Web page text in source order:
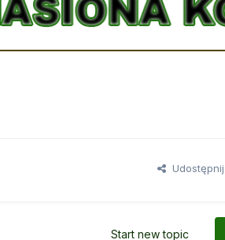
Udostępnij
Start new topic